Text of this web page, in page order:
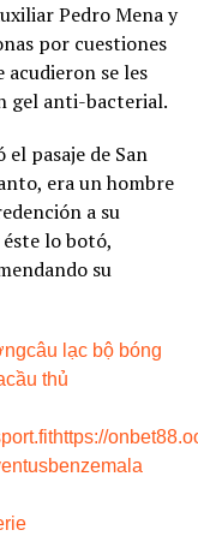
Pedro Mena y
por cuestiones
acudieron se les
gel anti-bacterial.
pasaje de San
era un hombre
a su
lo botó,
su
câu lạc bộ bóng
cầu thủ
https://
benzema la